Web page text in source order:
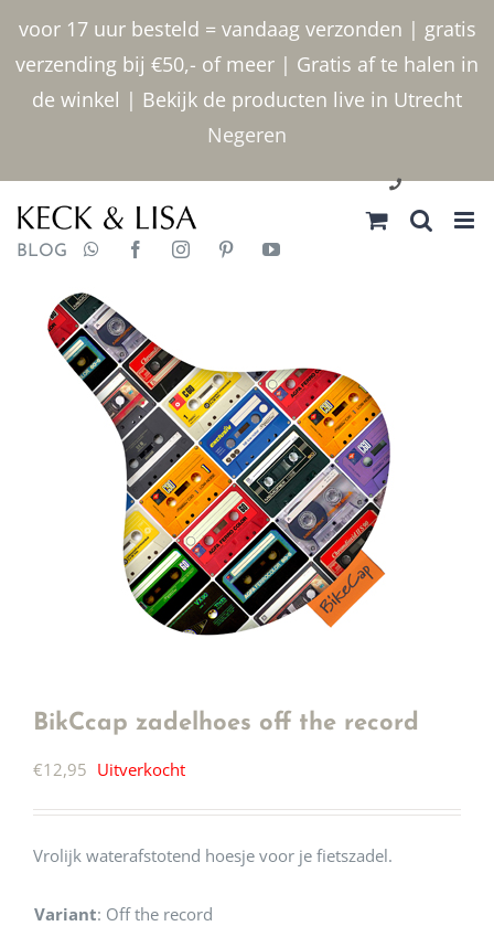
voor 17 uur besteld = vandaag verzonden | gratis
verzending bij €50,- of meer | Gratis af te halen in
de winkel | Bekijk de producten live in Utrecht
Negeren
inhoud
030 2400000
BLOG
BikCcap zadelhoes off the record
€12,95 Uitverkocht
Vrolijk waterafstotend hoesje voor je fietszadel.
Variant: Off the record